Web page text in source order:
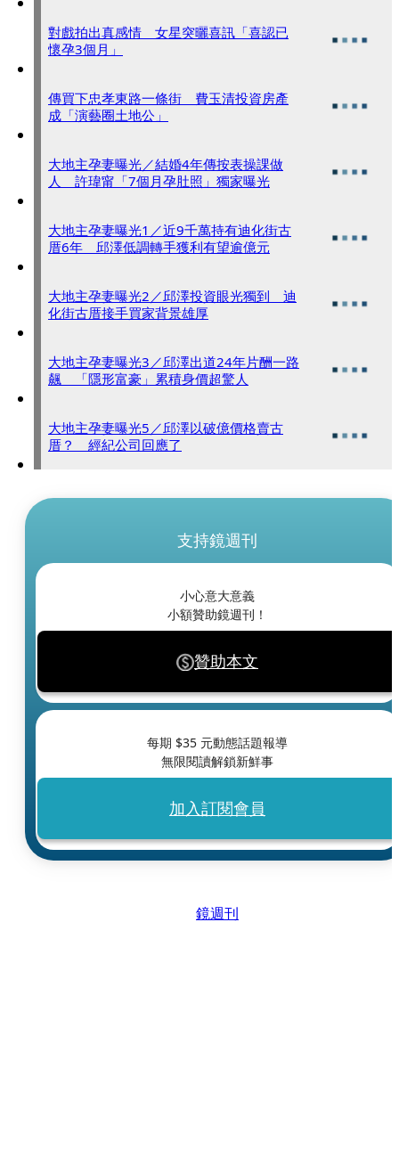
對戲拍出真感情 女星突曬喜訊「喜認已
懷孕3個月」
傳買下忠孝東路一條街 費玉清投資房產
成「演藝圈土地公」
大地主孕妻曝光／結婚4年傳按表操課做
人 許瑋甯「7個月孕肚照」獨家曝光
大地主孕妻曝光1／近9千萬持有迪化街古
厝6年 邱澤低調轉手獲利有望逾億元
大地主孕妻曝光2／邱澤投資眼光獨到 迪
化街古厝接手買家背景雄厚
大地主孕妻曝光3／邱澤出道24年片酬一路
飆 「隱形富豪」累積身價超驚人
大地主孕妻曝光5／邱澤以破億價格賣古
厝？ 經紀公司回應了
支持鏡週刊
小心意大意義
小額贊助鏡週刊！
贊助本文
每期 $35 元動態話題報導
無限閱讀解鎖新鮮事
加入訂閱會員
鏡週刊